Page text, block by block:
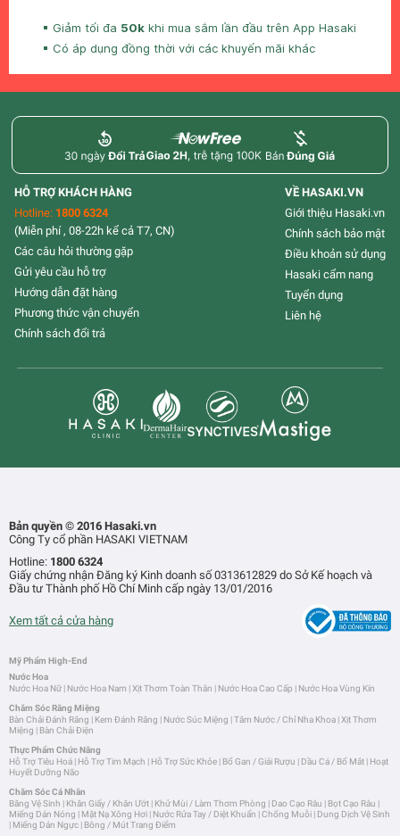
Giảm tối đa 50k khi mua sắm lần đầu trên App Hasaki
Có áp dụng đồng thời với các khuyến mãi khác
HỖ TRỢ KHÁCH HÀNG
Hotline: 1800 6324
(Miễn phí , 08-22h kể cả T7, CN)
Các câu hỏi thường gặp
Gửi yêu cầu hỗ trợ
Hướng dẫn đặt hàng
Phương thức vận chuyển
Chính sách đổi trả
VỀ HASAKI.VN
Giới thiệu Hasaki.vn
Chính sách bảo mật
Điều khoản sử dụng
Hasaki cẩm nang
Tuyển dụng
Liên hệ
Bản quyền © 2016 Hasaki.vn
Công Ty cổ phần HASAKI VIETNAM
Hotline: 1800 6324
Giấy chứng nhận Đăng ký Kinh doanh số 0313612829 do Sở Kế hoạch và
Đầu tư Thành phố Hồ Chí Minh cấp ngày 13/01/2016
Xem tất cả cửa hàng
Mỹ Phẩm High-End
Nước Hoa
Nước Hoa Nữ | Nước Hoa Nam |Xịt Thơm Toàn Thân | Nước Hoa Cao Cấp | Nước Hoa Vùng Kín
Chăm Sóc Răng Miệng
Bàn Chải Đánh Răng | Kem Đánh Răng | Nước Súc Miệng |Tăm Nước / Chỉ Nha Khoa |Xịt Thơm
Miệng | Bàn Chải Điện
Thực Phẩm Chức Năng
Hỗ Trợ Tiêu Hoá | Hỗ Trợ Tim Mạch | Hỗ Trợ Sức Khỏe | Bổ Gan / Giải Rượu | Dầu Cá / Bổ Mắt | Hoạt
Huyết Dưỡng Não
Chăm Sóc Cá Nhân
Băng Vệ Sinh | Khăn Giấy / Khăn Ướt | Khử Mùi / Làm Thơm Phòng | Dao Cạo Râu | Bọt Cạo Râu |
Miếng Dán Nóng | Mặt Nạ Xông Hơi | Nước Rửa Tay / Diệt Khuẩn |Chống Muỗi | Dung Dịch Vệ Sinh
| Miếng Dán Ngực | Bông / Mút Trang Điểm